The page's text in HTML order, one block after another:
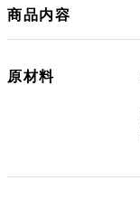
商品内容
原材料